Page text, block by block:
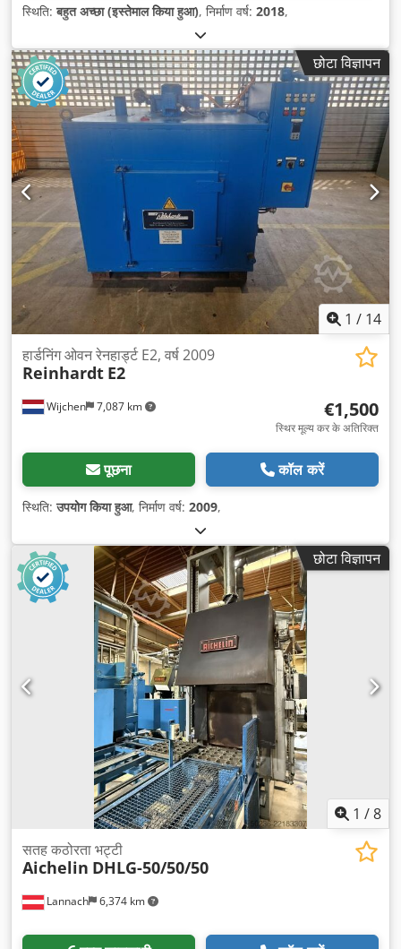
स्थिति:बहुत अच्छा (इस्तेमाल किया हुआ), निर्माण वर्ष: 2018,
छोटा विज्ञापन
1 / 14
Wijchen 7,087 km
हार्डनिंग ओवन रेनहार्ड्ट E2, वर्ष 2009
Reinhardt E2
€1,500
स्थिर मूल्य कर के अतिरिक्त
पूछना कॉल करें
स्थिति:उपयोग किया हुआ, निर्माण वर्ष: 2009,
छोटा विज्ञापन
1 /8
Lannach 6,374 km
सतह कठोरता भट्टी
Aichelin DHLG-50/50/50